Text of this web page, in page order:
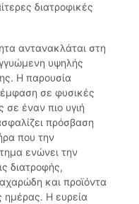
διατροφικές
αντανακλάται στη
υψηλής
Η παρουσία
έμφαση σε φυσικές
σε έναν πιο υγιή
πρόσβαση
που την
ενώνει την
διατροφής,
και προϊόντα
ημέρας. Η ευρεία